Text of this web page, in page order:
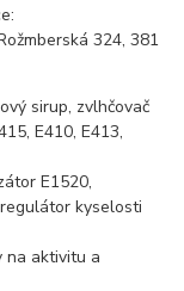
324, 381
sirup, zvlhčovač
E410, E413,
E1520,
regulátor kyselosti
na aktivitu a